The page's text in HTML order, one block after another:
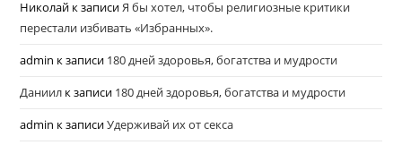
Николай к записиЯ бы хотел, чтобы религиозные критики
перестали избивать «Избранных».
admin к записи 180 дней здоровья, богатства и мудрости
Даниил к записи 180 дней здоровья, богатства и мудрости
admin к записиУдерживай их от секса